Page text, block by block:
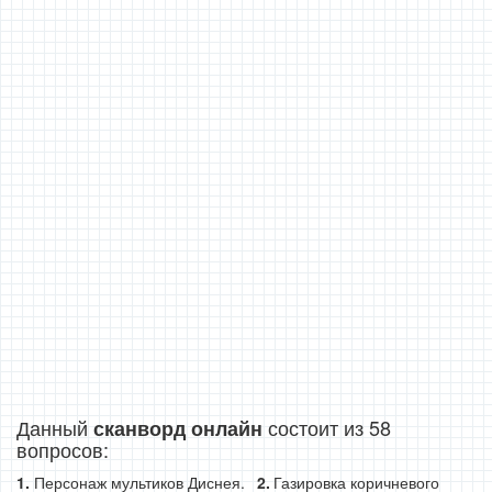
Данный сканворд онлайн состоит из 58
вопросов:
Персонаж мультиков Диснея. Газировка коричневого